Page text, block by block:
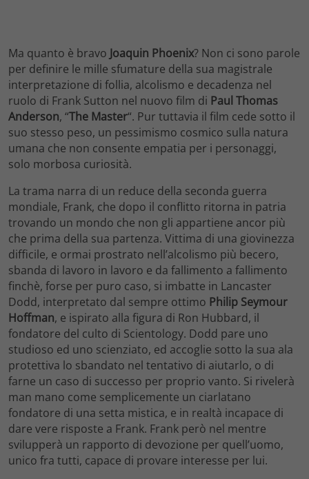
Ma quanto è bravo Joaquin Phoenix? Non ci sono parole
per definire le mille sfumature della sua magistrale
interpretazione di follia, alcolismo e decadenza nel
ruolo di Frank Sutton nel nuovo film di Paul Thomas
Anderson, “The Master“. Pur tuttavia il film cede sotto il
suo stesso peso, un pessimismo cosmico sulla natura
umana che non consente empatia per i personaggi,
solo morbosa curiosità.
La trama narra di un reduce della seconda guerra
mondiale, Frank, che dopo il conflitto ritorna in patria
trovando un mondo che non gli appartiene ancor più
che prima della sua partenza. Vittima di una giovinezza
difficile, e ormai prostrato nell’alcolismo più becero,
sbanda di lavoro in lavoro e da fallimento a fallimento
finchè, forse per puro caso, si imbatte in Lancaster
Dodd, interpretato dal sempre ottimo Philip Seymour
Hoffman, e ispirato alla figura di Ron Hubbard, il
fondatore del culto di Scientology. Dodd pare uno
studioso ed uno scienziato, ed accoglie sotto la sua ala
protettiva lo sbandato nel tentativo di aiutarlo, o di
farne un caso di successo per proprio vanto. Si rivelerà
man mano come semplicemente un ciarlatano
fondatore di una setta mistica, e in realtà incapace di
dare vere risposte a Frank. Frank però nel mentre
svilupperà un rapporto di devozione per quell’uomo,
unico fra tutti, capace di provare interesse per lui.